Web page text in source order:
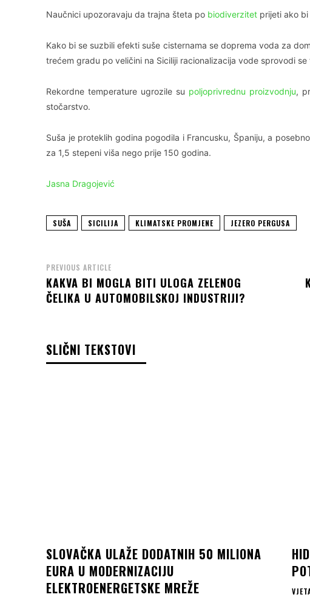
Naučnici upozoravaju da trajna šteta po biodiverzitet prijeti ako
Kako bi se suzbili efekti suše cisternama se doprema voda za
trećem gradu po veličini na Siciliji racionalizacija vode sprovodi
Rekordne temperature ugrozile su poljoprivrednu proizvodnju,
stočarstvo.
Suša je proteklih godina pogodila i Francusku, Španiju, a
za 1,5 stepeni viša nego prije 150 godina.
Jasna Dragojević
SUŠA SICILIJA KLIMATSKE PROMJENE JEZERO PERGUSA
PREVIOUS ARTICLE
KAKVA BI MOGLA BITI ULOGA ZELENOG
ČELIKA U AUTOMOBILSKOJ INDUSTRIJI?
SLIČNI TEKSTOVI
SLOVAČKA ULAŽE DODATNIH 50 MILIONA
EURA U MODERNIZACIJU
ELEKTROENERGETSKE MREŽE